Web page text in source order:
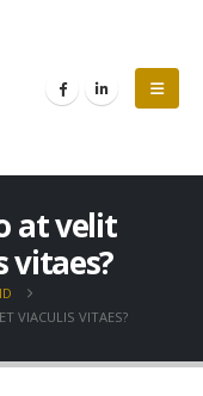
at velit
vitaes?
VIACULIS VITAES?